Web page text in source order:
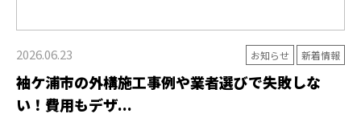
2026.06.23 お知らせ 新着情報
袖ケ浦市の外構施工事例や業者選びで失敗しな
い！費用もデザ...